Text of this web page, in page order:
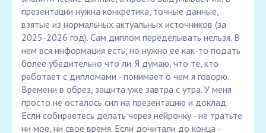
презентации нужна конкретика, точные данные,
взятые из нормальных актуальных источников (за
2025-2026 год). Сам диплом переделывать нельзя. В
нем вся информация есть, но нужно ее как-то подать
более убедительно что ли. Я думаю, что те, кто
работает с дипломами - понимает о чем я говорю.
Времени в обрез, защита уже завтра с утра. У меня
просто не осталось сил на презентацию и доклад.
Если собираетесь делать через нейронку - не тратьте
ни мое, ни свое время. Если дочитали до конца -